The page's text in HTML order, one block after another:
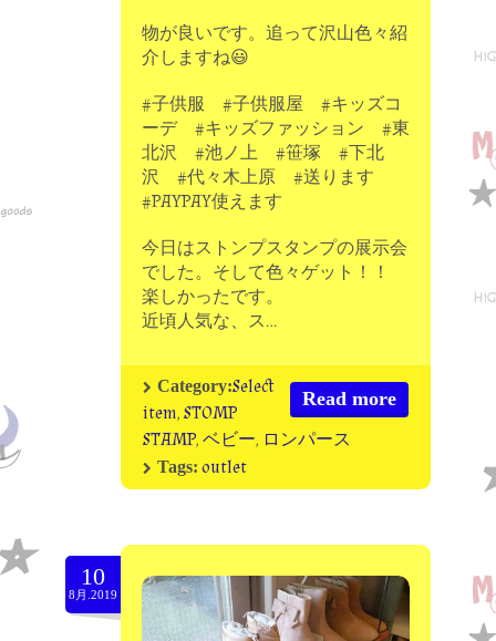
物が良いです。追って沢山色々紹
介しますね😃
#子供服 #子供服屋 #キッズコ
ーデ #キッズファッション #東
北沢 #池ノ上 #笹塚 #下北
沢 #代々木上原 #送ります
#PAYPAY使えます
今日はストンプスタンプの展示会
でした。そして色々ゲット！！
楽しかったです。
近頃人気な、ス…
Read more
Category:Select
item,STOMP
STAMP,ベビー, ロンパース
Tags: outlet
10
8月.2019